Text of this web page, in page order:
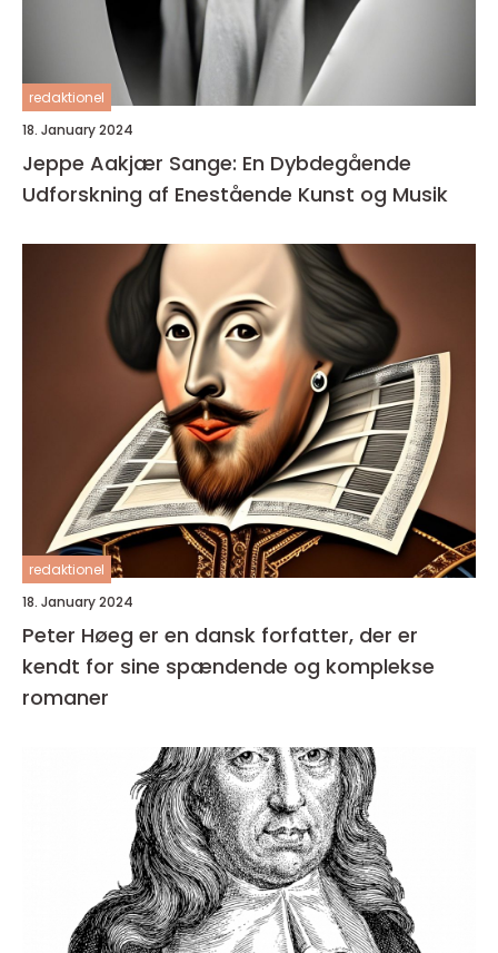
redaktionel
18. January 2024
Jeppe Aakjær Sange: En Dybdegående
Udforskning af Enestående Kunst og Musik
redaktionel
18. January 2024
Peter Høeg er en dansk forfatter, der er
kendt for sine spændende og komplekse
romaner